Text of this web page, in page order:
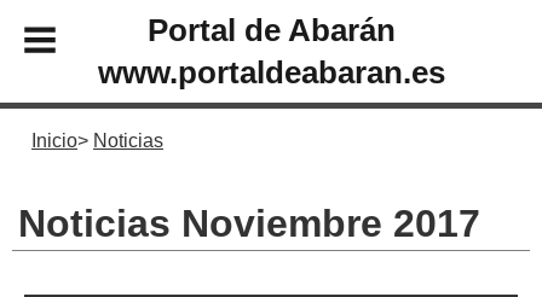
Portal de Abarán
www.portaldeabaran.es
Inicio Noticias
Noticias Noviembre 2017